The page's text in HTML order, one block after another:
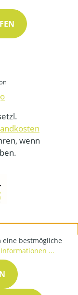
wenn
eine bestmögliche
...